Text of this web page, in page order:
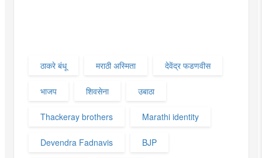
ठाकरे बंधू मराठी अस्मिता देवेंद्र फडणवीस
भाजप शिवसेना उबाठा
Thackeray brothers Marathi identity
Devendra Fadnavis BJP